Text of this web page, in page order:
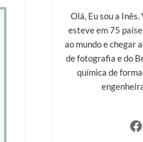
Olá, Eu sou a
esteve em 75
ao mundo e chegar
de fotografia e do
química de